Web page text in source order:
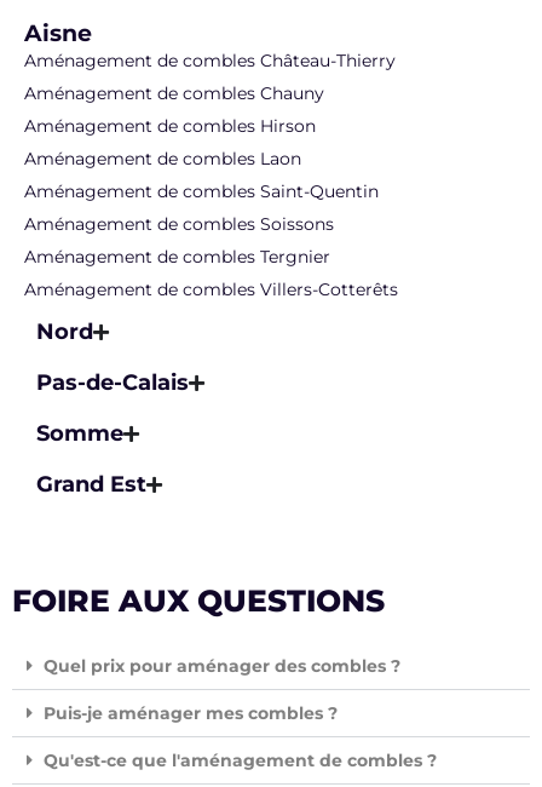
Aisne
Aménagement de combles Château-Thierry
Aménagement de combles Chauny
Aménagement de combles Hirson
Aménagement de combles Laon
Aménagement de combles Saint-Quentin
Aménagement de combles Soissons
Aménagement de combles Tergnier
Aménagement de combles Villers-Cotterêts
Nord
Pas-de-Calais
Somme
Grand Est
FOIRE AUX QUESTIONS
Quel prix pour aménager des combles ?
Puis-je aménager mes combles ?
Qu'est-ce que l'aménagement de combles ?